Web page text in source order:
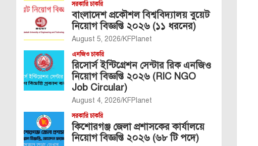
সরকারি চাকরি
বাংলাদেশ প্রকৌশল বিশ্ববিদ্যালয় বুয়েট
নিয়োগ বিজ্ঞপ্তি ২০২৬ (১১ ধরনের)
August 5, 2026 KFPlanet
এনজিও চাকরি
রিসোর্স ইন্টিগ্রেশন সেন্টার রিক এনজিও
নিয়োগ বিজ্ঞপ্তি ২০২৬ (RIC NGO
Job Circular)
August 4, 2026 KFPlanet
সরকারি চাকরি
কিশোরগঞ্জ জেলা প্রশাসকের কার্যালয়ে
নিয়োগ বিজ্ঞপ্তি ২০২৬ (৬৮ টি পদে)